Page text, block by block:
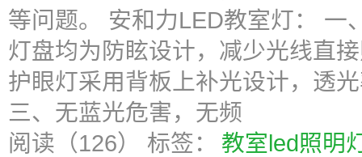
等问题。 安和力LED教室灯： 一
灯盘均为防眩设计，减少光线直
护眼灯采用背板上补光设计，透
三、无蓝光危害，无频
阅读（126） 标签： 教室led照明